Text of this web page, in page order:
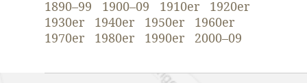
1890–99 1900–09 1910er
1920er
1930er
1940er 1950er
1960er
1970er
1980er 1990er 2000–09